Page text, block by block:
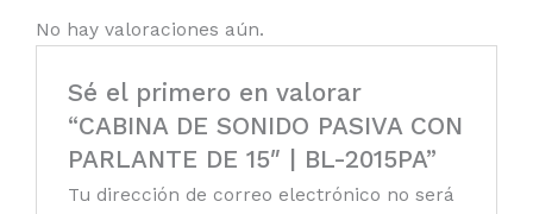
No hay valoraciones aún.
Sé el primero en valorar
“CABINA DE SONIDO PASIVA CON
PARLANTE DE 15″ | BL-2015PA”
Tu dirección de correo electrónico no será